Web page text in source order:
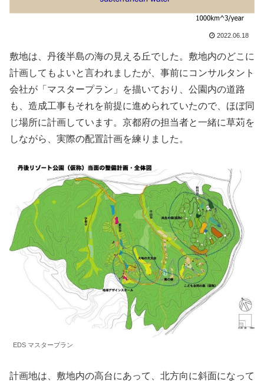
2022.06.18
敷地は、丹後半島の海の見える丘でした。敷地内のどこに
計画してもよいと言われましたが、事前にコンサルタント
会社が「マスタープラン」を描いており、公園内の道路
も、造成工事もそれを前提に進められていたので、ほぼ同
じ場所に計画しています。京都府の担当者と一緒に草苅を
しながら、実際の配置計画を練りました。
EDS マスタープラン
計画地は、敷地内の高台にあって、北方向に斜面になって